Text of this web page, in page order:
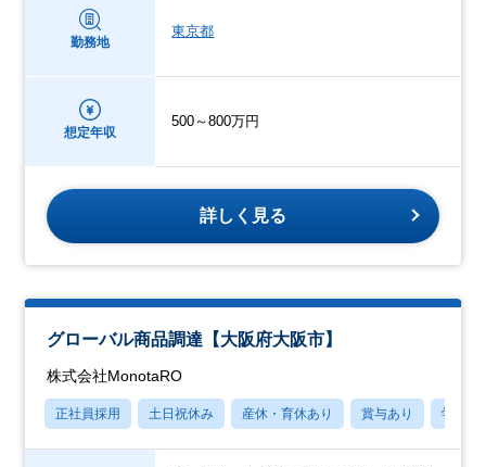
勤務地
東京都
想定年収
500～800万円
詳しく見る
グローバル商品調達【大阪府大阪市】
株式会社MonotaRO
正社員採用 土日祝休み 産休・育休あり 賞与あり 学歴不